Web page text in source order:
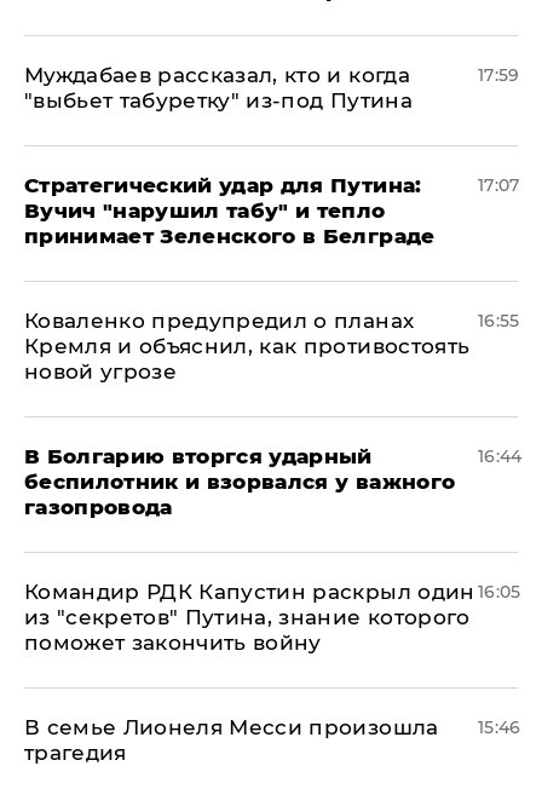
Муждабаев рассказал, кто и когда
"выбьет табуретку" из-под Путина
17:59
Стратегический удар для Путина:
Вучич "нарушил табу" и тепло
принимает Зеленского в Белграде
17:07
Коваленко предупредил о планах
Кремля и объяснил, как противостоять
новой угрозе
16:55
В Болгарию вторгся ударный
беспилотник и взорвался у важного
газопровода
16:44
Командир РДК Капустин раскрыл один
из "секретов" Путина, знание которого
поможет закончить войну
16:05
В семье Лионеля Месси произошла
трагедия
15:46